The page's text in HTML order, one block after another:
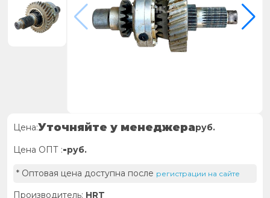
Цена:Уточняйте у менеджераруб.
Цена ОПТ :-руб.
* Оптовая цена доступна после регистрации на сайте
Производитель: HRT